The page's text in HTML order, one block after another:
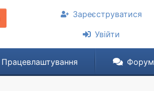
Зареєструватися
Увійти
Працевлаштування Форум